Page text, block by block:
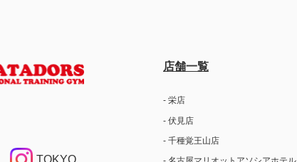
TOKYO
店舗一覧
- 栄店
- 伏見店
- 千種覚王山店